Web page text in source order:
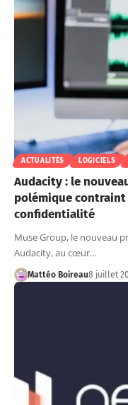
ACTUALITÉS LOGICIELS
Audacity : le
polémique
confidentialité
Muse Group, le nouveau
Audacity, au cœur…
Mattéo Boireau8 juillet